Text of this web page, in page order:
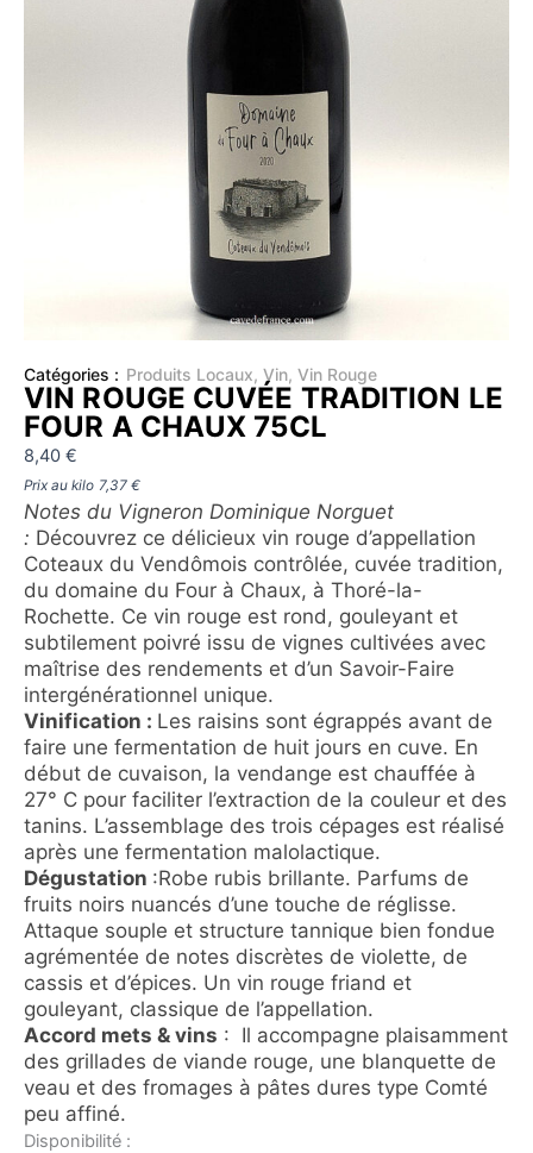
Catégories : Produits Locaux, Vin, Vin Rouge
VIN ROUGE CUVÉE TRADITION LE
FOUR A CHAUX 75CL
8,40 €
Prix au kilo 7,37 €
Notes du Vigneron Dominique Norguet
: Découvrez ce délicieux vin rouge d’appellation
Coteaux du Vendômois contrôlée, cuvée tradition,
du domaine du Four à Chaux, à Thoré-la-
Rochette. Ce vin rouge est rond, gouleyant et
subtilement poivré issu de vignes cultivées avec
maîtrise des rendements et d’un Savoir-Faire
intergénérationnel unique.
Vinification : Les raisins sont égrappés avant de
faire une fermentation de huit jours en cuve. En
début de cuvaison, la vendange est chauffée à
27° C pour faciliter l’extraction de la couleur et des
tanins. L’assemblage des trois cépages est réalisé
après une fermentation malolactique.
Dégustation :Robe rubis brillante. Parfums de
fruits noirs nuancés d’une touche de réglisse.
Attaque souple et structure tannique bien fondue
agrémentée de notes discrètes de violette, de
cassis et d’épices. Un vin rouge friand et
gouleyant, classique de l’appellation.
Accord mets & vins : Il accompagne plaisamment
des grillades de viande rouge, une blanquette de
veau et des fromages à pâtes dures type Comté
peu affiné.
Disponibilité :
quantité